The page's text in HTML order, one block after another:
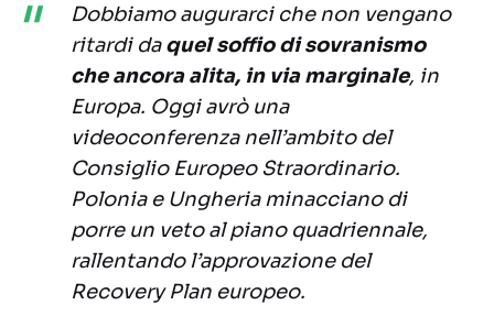
Dobbiamo augurarci che non vengano
ritardi daquel soffio di sovranismo
che ancora alita, in via marginale, in
Europa. Oggi avrò una
videoconferenza nell’ambito del
Consiglio Europeo Straordinario.
Polonia e Ungheria minacciano di
porre un veto al piano quadriennale,
rallentando l’approvazione del
Recovery Plan europeo.